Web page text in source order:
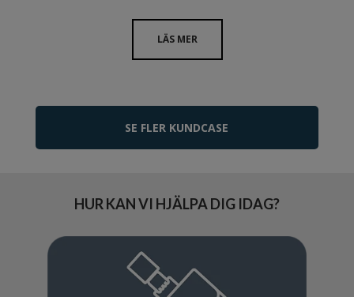
LÄS MER
SE FLER KUNDCASE
HUR KAN VI HJÄLPA DIG IDAG?